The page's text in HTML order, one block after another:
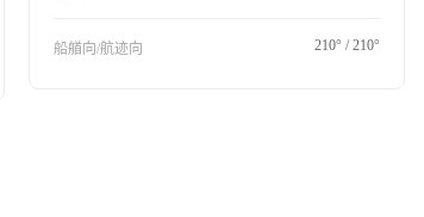
船艏向/航迹向 210° / 210°